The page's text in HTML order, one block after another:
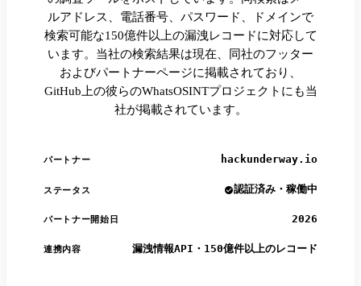
ルアドレス、電話番号、パスワード、ドメインで
検索可能な150億件以上の漏洩レコードに対応して
います。当社の検索結果は現在、同社のフッター
およびパートナーページに掲載されており、
GitHub上の彼らのWhatsOSINTプロジェクトにも当
社が掲載されています。
パートナー hackunderway.io
ステータス 認証済み・稼働中
パートナー開始日 2026
連携内容 漏洩情報API・150億件以上のレコード